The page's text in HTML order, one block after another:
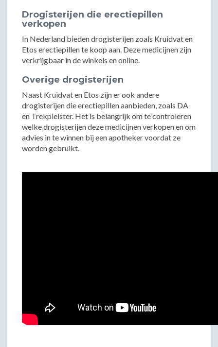
Drogisterijen die erectiepillen
verkopen
In Nederland bieden drogisterijen zoals Kruidvat en
Etos erectiepillen te koop aan. Deze medicijnen zijn
verkrijgbaar in de winkels en online.
Overige drogisterijen
Naast Kruidvat en Etos zijn er ook andere
drogisterijen die erectiepillen aanbieden, zoals DA
en Trekpleister. Het is belangrijk om te controleren
welke drogisterijen deze medicijnen verkopen en om
advies in te winnen bij een apotheker voordat ze
worden gebruikt.